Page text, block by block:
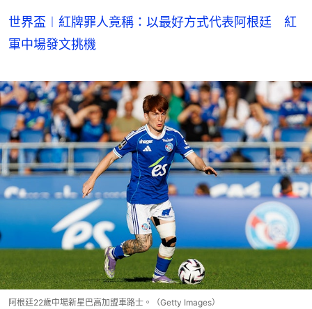
軍中場發文挑機
阿根廷22歲中場新星巴高加盟車路士。（Getty Images）